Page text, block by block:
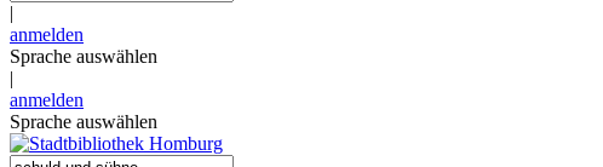
|
anmelden
Sprache auswählen
|
anmelden
Sprache auswählen